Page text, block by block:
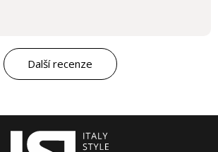
Další recenze